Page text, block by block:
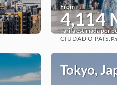
From
4,114
Tarifa estimada por
CIUDAD O PAÍS:
Tokyo,